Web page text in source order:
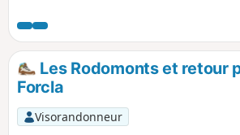
beau Lac Lioson.
Les Rodomonts et retour
Forcla
Visorandonneur